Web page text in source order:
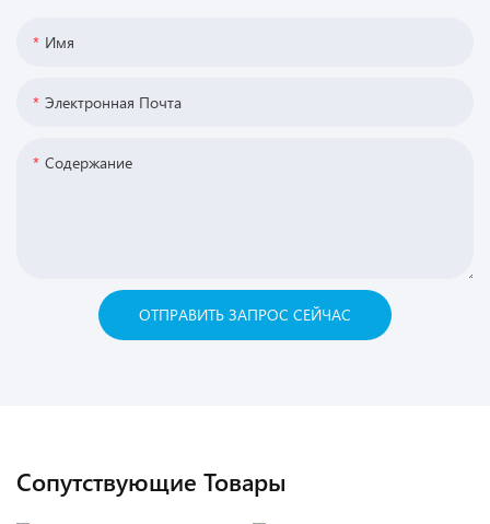
Имя
Электронная Почта
Содержание
ОТПРАВИТЬ ЗАПРОС СЕЙЧАС
Сопутствующие Товары